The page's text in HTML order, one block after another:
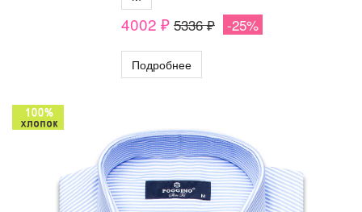
4002 ₽ 5336 ₽ -25%
Подробнее